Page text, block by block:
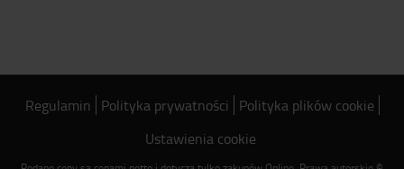
Regulamin Polityka prywatności
Polityka plików cookie
Ustawienia cookie